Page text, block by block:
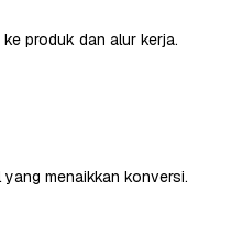
produk dan alur kerja.
menaikkan konversi.